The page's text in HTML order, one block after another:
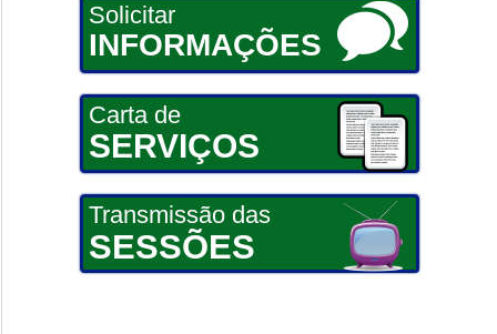
Solicitar
INFORMAÇÕES
Carta de
SERVIÇOS
Transmissão das
SESSÕES